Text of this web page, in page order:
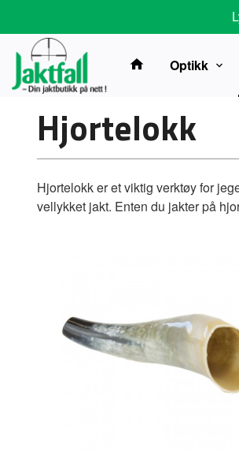
innholdet
Optikk
Hjortelokk
Hjortelokk er et viktig verktøy for
vellykket jakt. Enten du jakter på